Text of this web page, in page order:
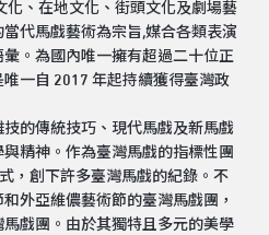
化、在地文化、街頭文化及劇場藝
代馬戲藝術為宗旨,媒合各類表演
。為國內唯一擁有超過二十位正
一自 2017 年起持續獲得臺灣政
的傳統技巧、現代馬戲及新馬戲
精神。作為臺灣馬戲的指標性團
，創下許多臺灣馬戲的紀錄。不
外亞維儂藝術節的臺灣馬戲團，
戲團。由於其獨特且多元的美學